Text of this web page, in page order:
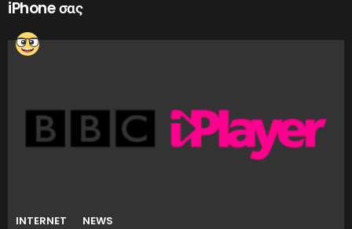
iPhone σας
INTERNET NEWS